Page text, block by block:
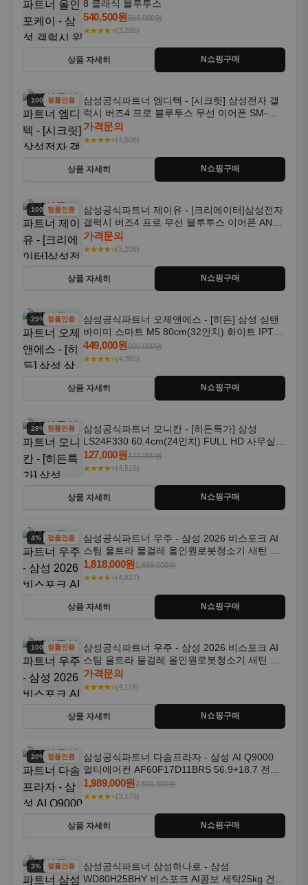
8 클래식 블루투스
540,500원569,000원
★★★★⭐(3,285)
상품 자세히 N쇼핑구매
100% 할인
정품인증
삼성공식파트너 엠디텍 - [시크릿] 삼성전자 갤
럭시 버즈4 프로 블루투스 무선 이어폰 SM-
R640N
가격문의
★★★★⭐(4,508)
상품 자세히 N쇼핑구매
100% 할인
정품인증
삼성공식파트너 제이유 - [크리에이터]삼성전자
갤럭시 버즈4 프로 무선 블루투스 이어폰 ANC
SM-R640N
가격문의
★★★★⭐(3,209)
상품 자세히 N쇼핑구매
25% 할인정품인증
삼성공식파트너 오제앤에스 - [히든] 삼성 삼탠
바이미 스마트 M5 80cm(32인치) 화이트 IPTV
OTT 패키지
449,000원600,000원
★★★★⭐(4,385)
상품 자세히 N쇼핑구매
28% 할인정품인증
삼성공식파트너 모니칸 - [히든특가] 삼성
LS24F330 60.4cm(24인치) FULL HD 사무실/
컴퓨터 모니터
127,000원177,000원
★★★★⭐(4,516)
상품 자세히 N쇼핑구매
4% 할인정품인증
삼성공식파트너 우주 - 삼성 2026 비스포크 AI
스팀 울트라 물걸레 올인원로봇청소기 새틴 그
레이지 AAG
1,818,000원1,899,000원
★★★★⭐(4,827)
상품 자세히 N쇼핑구매
100% 할인
정품인증
삼성공식파트너 우주 - 삼성 2026 비스포크 AI
스팀 울트라 물걸레 올인원로봇청소기 새틴 차
콜 AAH
가격문의
★★★★⭐(4,116)
상품 자세히 N쇼핑구매
20% 할인정품인증
삼성공식파트너 다솜프라자 - 삼성 AI Q9000
멀티에어컨 AF60F17D11BRS 56.9+18.7 전국
기본설치포함
1,989,000원2,501,000원
★★★★⭐(3,178)
상품 자세히 N쇼핑구매
3% 할인정품인증
삼성공식파트너 삼성하나로 - 삼성
WD80H25BHY 비스포크 AI콤보 세탁25kg 건조